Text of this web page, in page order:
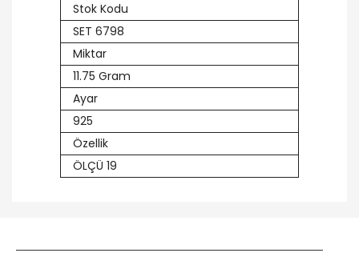
Stok Kodu
SET 6798
Miktar
11.75 Gram
Ayar
925
Özellik
ÖLÇÜ 19